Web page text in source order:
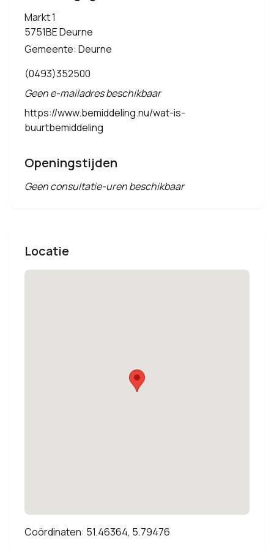
Markt 1
5751BE Deurne
Gemeente: Deurne
(0493)352500
Geen e-mailadres beschikbaar
https://www.bemiddeling.nu/wat-is-
buurtbemiddeling
Openingstijden
Geen consultatie-uren beschikbaar
Locatie
Coördinaten: 51.46364, 5.79476